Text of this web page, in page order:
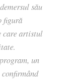
său
figură
care artistul
un